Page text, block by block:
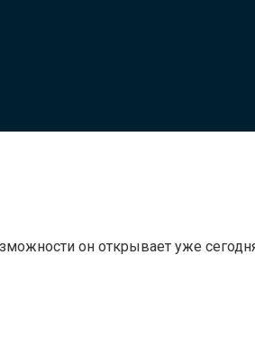
он открывает уже